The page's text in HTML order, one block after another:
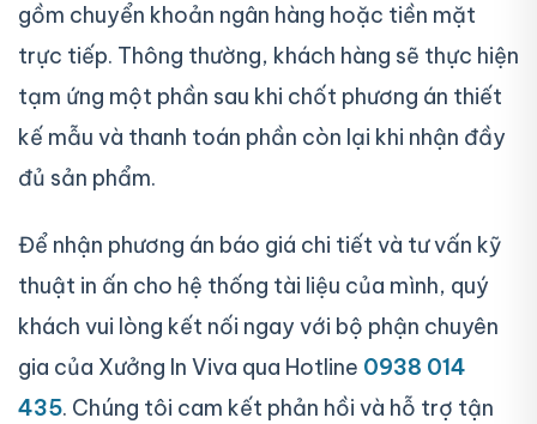
gồm chuyển khoản ngân hàng hoặc tiền mặt
trực tiếp. Thông thường, khách hàng sẽ thực hiện
tạm ứng một phần sau khi chốt phương án thiết
kế mẫu và thanh toán phần còn lại khi nhận đầy
đủ sản phẩm.
Để nhận phương án báo giá chi tiết và tư vấn kỹ
thuật in ấn cho hệ thống tài liệu của mình, quý
khách vui lòng kết nối ngay với bộ phận chuyên
gia của Xưởng In Viva qua Hotline 0938 014
435. Chúng tôi cam kết phản hồi và hỗ trợ tận